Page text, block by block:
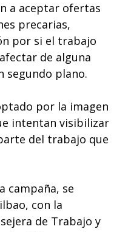
a aceptar ofertas
precarias,
por si el trabajo
de alguna
segundo plano.
por la imagen
intentan visibilizar
del trabajo que
campaña, se
con la
de Trabajo y